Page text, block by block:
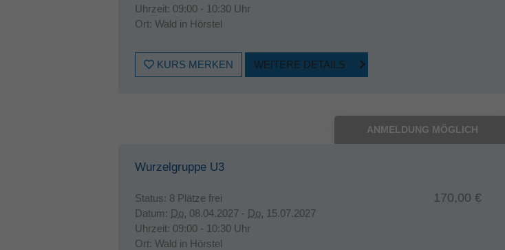
Uhrzeit: 09:00 - 10:30 Uhr
Ort: Wald in Hörstel
KURS MERKEN WEITERE DETAILS
ANMELDUNG MÖGLICH
Wurzelgruppe U3
Status: 8 Plätze frei
Datum: Do. 08.04.2027 - Do. 15.07.2027
Uhrzeit: 09:00 - 10:30 Uhr
Ort: Wald in Hörstel
170,00 €